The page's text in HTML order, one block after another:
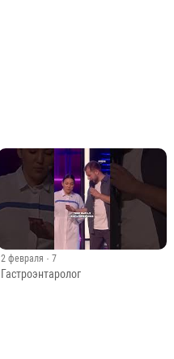
2 февраля · 7
Гастроэнтаролог